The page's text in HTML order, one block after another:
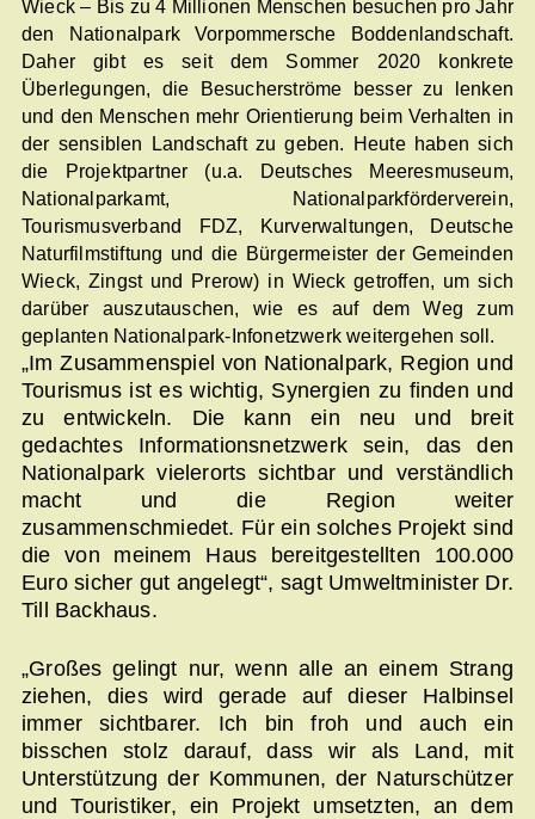
Wieck – Bis zu 4 Millionen Menschen besuchen pro Jahr
den Nationalpark Vorpommersche Boddenlandschaft.
Daher gibt es seit dem Sommer 2020 konkrete
Überlegungen, die Besucherströme besser zu lenken
und den Menschen mehr Orientierung beim Verhalten in
der sensiblen Landschaft zu geben. Heute haben sich
die Projektpartner (u.a. Deutsches Meeresmuseum,
Nationalparkamt, Nationalparkförderverein,
Tourismusverband FDZ, Kurverwaltungen, Deutsche
Naturfilmstiftung und die Bürgermeister der Gemeinden
Wieck, Zingst und Prerow) in Wieck getroffen, um sich
darüber auszutauschen, wie es auf dem Weg zum
geplanten Nationalpark-Infonetzwerk weitergehen soll.
„Im Zusammenspiel von Nationalpark, Region und
Tourismus ist es wichtig, Synergien zu finden und
zu entwickeln. Die kann ein neu und breit
gedachtes Informationsnetzwerk sein, das den
Nationalpark vielerorts sichtbar und verständlich
macht und die Region weiter
zusammenschmiedet. Für ein solches Projekt sind
die von meinem Haus bereitgestellten 100.000
Euro sicher gut angelegt“, sagt Umweltminister Dr.
Till Backhaus.
„Großes gelingt nur, wenn alle an einem Strang
ziehen, dies wird gerade auf dieser Halbinsel
immer sichtbarer. Ich bin froh und auch ein
bisschen stolz darauf, dass wir als Land, mit
Unterstützung der Kommunen, der Naturschützer
und Touristiker, ein Projekt umsetzten, an dem